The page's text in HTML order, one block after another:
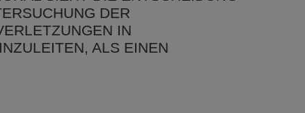
DER
IN
ALS EINEN